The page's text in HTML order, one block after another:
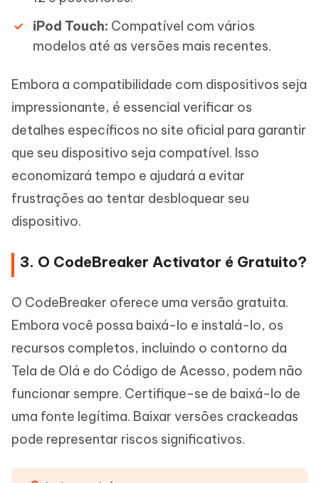
iPod Touch: Compatível com vários
modelos até as versões mais recentes.
Embora a compatibilidade com dispositivos seja
impressionante, é essencial verificar os
detalhes específicos no site oficial para garantir
que seu dispositivo seja compatível. Isso
economizará tempo e ajudará a evitar
frustrações ao tentar desbloquear seu
dispositivo.
3. O CodeBreaker Activator é Gratuito?
O CodeBreaker oferece uma versão gratuita.
Embora você possa baixá-lo e instalá-lo, os
recursos completos, incluindo o contorno da
Tela de Olá e do Código de Acesso, podem não
funcionar sempre. Certifique-se de baixá-lo de
uma fonte legítima. Baixar versões crackeadas
pode representar riscos significativos.